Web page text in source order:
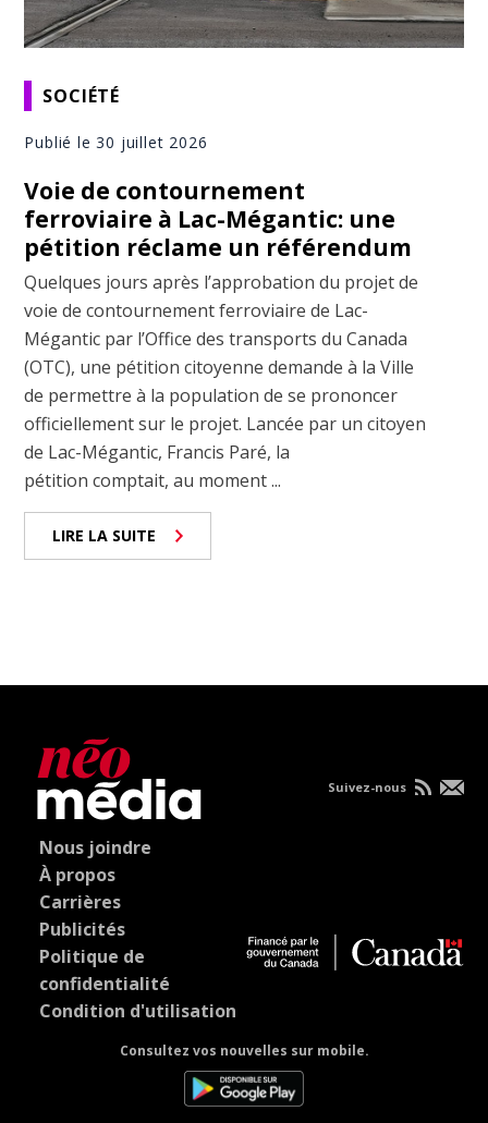
SOCIÉTÉ
Publié le 30 juillet 2026
Voie de contournement
ferroviaire à Lac-Mégantic: une
pétition réclame un référendum
Quelques jours après l’approbation du projet de
voie de contournement ferroviaire de Lac-
Mégantic par l’Office des transports du Canada
(OTC), une pétition citoyenne demande à la Ville
de permettre à la population de se prononcer
officiellement sur le projet. Lancée par un citoyen
de Lac-Mégantic, Francis Paré, la
pétition comptait, au moment ...
LIRE LA SUITE
Nous joindre
À propos
Carrières
Publicités
Politique de
confidentialité
Condition d'utilisation
Consultez vos nouvelles sur mobile.
Suivez-nous